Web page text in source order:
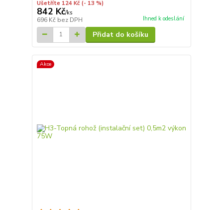
Ušetříte 124 Kč (- 13 %)
842 Kč/ks
696 Kč bez DPH Ihned k odeslání
Přidat do košíku
Akce